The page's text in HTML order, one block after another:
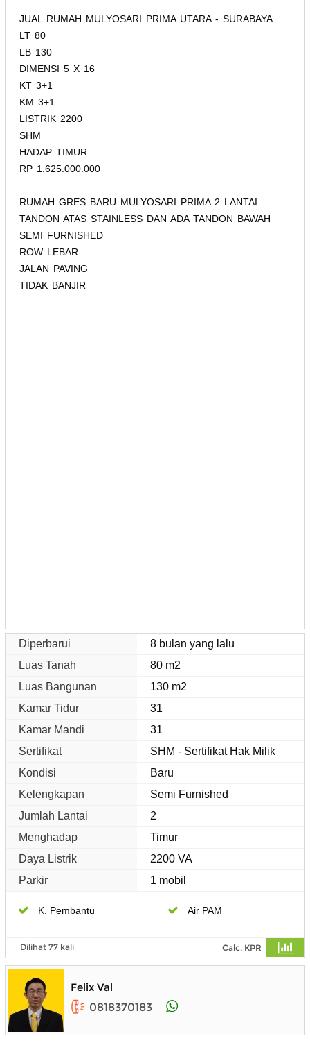
JUAL RUMAH MULYOSARI PRIMA UTARA - SURABAYA
LT 80
LB 130
DIMENSI 5 X 16
KT 3+1
KM 3+1
LISTRIK 2200
SHM
HADAP TIMUR
RP 1.625.000.000
RUMAH GRES BARU MULYOSARI PRIMA 2 LANTAI
TANDON ATAS STAINLESS DAN ADA TANDON BAWAH
SEMI FURNISHED
ROW LEBAR
JALAN PAVING
TIDAK BANJIR
Diperbarui
8 bulan yang lalu
Luas Tanah
80 m2
Luas Bangunan
130 m2
Kamar Tidur
31
Kamar Mandi
31
Sertifikat
SHM - Sertifikat Hak Milik
Kondisi
Baru
Kelengkapan
Semi Furnished
Jumlah Lantai
2
Menghadap
Timur
Daya Listrik
2200 VA
Parkir
1 mobil
K. Pembantu Air PAM
Dilihat 77 kali Calc. KPR
Felix Val
0818370183